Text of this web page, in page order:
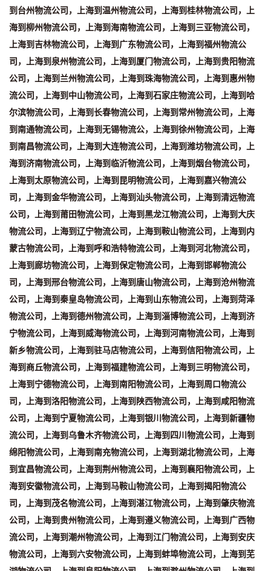
到台州物流公司，上海到温州物流公司，上海到桂林物流公司，上
海到柳州物流公司，上海到海南物流公司，上海到三亚物流公司，
上海到吉林物流公司，上海到广东物流公司，上海到福州物流公
司，上海到泉州物流公司，上海到厦门物流公司，上海到贵阳物流
公司，上海到兰州物流公司，上海到珠海物流公司，上海到惠州物
流公司，上海到中山物流公司，上海到石家庄物流公司，上海到哈
尔滨物流公司，上海到长春物流公司，上海到常州物流公司，上海
到南通物流公司，上海到无锡物流公，上海到徐州物流公司，上海
到南昌物流公司，上海到大连物流公司，上海到潍坊物流公司，上
海到济南物流公司，上海到临沂物流公司，上海到烟台物流公司，
上海到太原物流公司，上海到昆明物流公司，上海到嘉兴物流公
司，上海到金华物流公司，上海到汕头物流公司，上海到清远物流
公司，上海到莆田物流公司，上海到黑龙江物流公司，上海到大庆
物流公司，上海到辽宁物流公司，上海到鞍山物流公司，上海到内
蒙古物流公司，上海到呼和浩特物流公司，上海到河北物流公司，
上海到廊坊物流公司，上海到保定物流公司，上海到邯郸物流公
司，上海到邢台物流公司，上海到唐山物流公司，上海到沧州物流
公司，上海到秦皇岛物流公司，上海到山东物流公司，上海到菏泽
物流公司，上海到德州物流公司，上海到淄博物流公司，上海到济
宁物流公司，上海到威海物流公司，上海到河南物流公司，上海到
新乡物流公司，上海到驻马店物流公司，上海到信阳物流公司，上
海到商丘物流公司，上海到福建物流公司，上海到三明物流公司，
上海到宁德物流公司，上海到南阳物流公司，上海到周口物流公
司，上海到洛阳物流公司，上海到陕西物流公司，上海到咸阳物流
公司，上海到宁夏物流公司，上海到银川物流公司，上海到新疆物
流公司，上海到乌鲁木齐物流公司，上海到四川物流公司，上海到
绵阳物流公司，上海到南充物流公司，上海到湖北物流公司，上海
到宜昌物流公司，上海到荆州物流公司，上海到襄阳物流公司，上
海到安徽物流公司，上海到马鞍山物流公司，上海到揭阳物流公
司，上海到茂名物流公司，上海到湛江物流公司，上海到肇庆物流
公司，上海到贵州物流公司，上海到遵义物流公司，上海到广西物
流公司，上海到潮州物流公司，上海到江门物流公司，上海到安庆
物流公司，上海到六安物流公司，上海到蚌埠物流公司，上海到芜